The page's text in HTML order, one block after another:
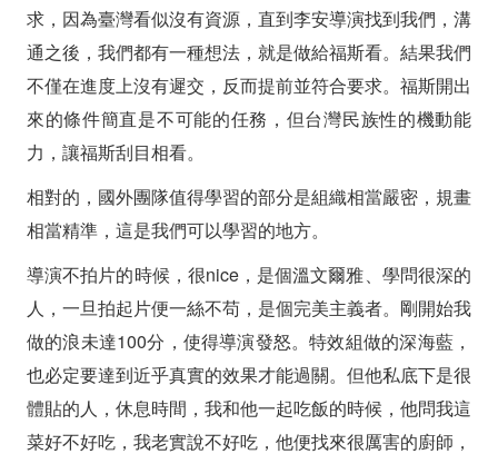
求，因為臺灣看似沒有資源，直到李安導演找到我們，溝
通之後，我們都有一種想法，就是做給福斯看。結果我們
不僅在進度上沒有遲交，反而提前並符合要求。福斯開出
來的條件簡直是不可能的任務，但台灣民族性的機動能
力，讓福斯刮目相看。
相對的，國外團隊值得學習的部分是組織相當嚴密，規畫
相當精準，這是我們可以學習的地方。
導演不拍片的時候，很nice，是個溫文爾雅、學問很深的
人，一旦拍起片便一絲不苟，是個完美主義者。剛開始我
做的浪未達100分，使得導演發怒。特效組做的深海藍，
也必定要達到近乎真實的效果才能過關。但他私底下是很
體貼的人，休息時間，我和他一起吃飯的時候，他問我這
菜好不好吃，我老實說不好吃，他便找來很厲害的廚師，